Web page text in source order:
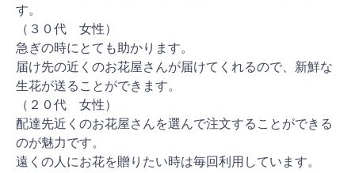
す。
（３０代 女性）
急ぎの時にとても助かります。
届け先の近くのお花屋さんが届けてくれるので、新鮮な
生花が送ることができます。
（２０代 女性）
配達先近くのお花屋さんを選んで注文することができる
のが魅力です。
遠くの人にお花を贈りたい時は毎回利用しています。